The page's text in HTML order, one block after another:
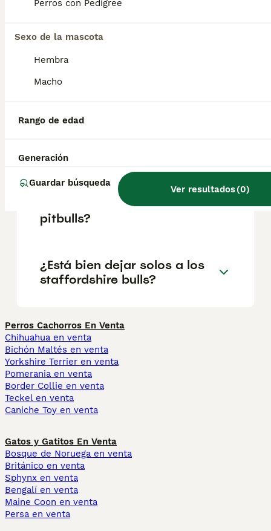
Perros con Pedigree
Sexo de la mascota
Hembra
Macho
Rango de edad
Generación
Guardar búsqueda
Ver resultados(0)
ubicación.
¿Los staffordshire bulls son
¿Son los staffordshire bull
terrier más seguros que los
pitbulls?
¿Está bien dejar solos a los
staffordshire bulls?
Perros Cachorros En Venta
Chihuahua en venta
Bichón Maltés en venta
Yorkshire Terrier en venta
Pomerania en venta
Border Collie en venta
Teckel en venta
Caniche Toy en venta
Gatos y Gatitos En Venta
Bosque de Noruega en venta
Británico en venta
Sphynx en venta
Bengalí en venta
Maine Coon en venta
Persa en venta